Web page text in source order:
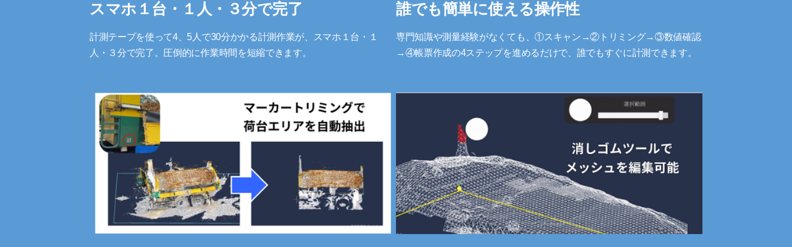
スマホ１台・１人・３分で完了
計測テープを使って4、5人で30分かかる計測作業が、スマホ１台・１
人・３分で完了。圧倒的に作業時間を短縮できます。
誰でも簡単に使える操作性
専門知識や測量経験がなくても、①スキャン→②トリミング→③数値確認
→④帳票作成の4ステップを進めるだけで、誰でもすぐに計測できます。